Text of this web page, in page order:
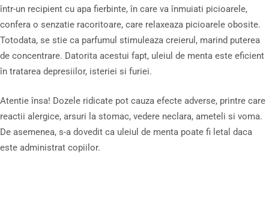
într-un recipient cu apa fierbinte, în care va înmuiati picioarele,
confera o senzatie racoritoare, care relaxeaza picioarele obosite.
Totodata, se stie ca parfumul stimuleaza creierul, marind puterea
de concentrare. Datorita acestui fapt, uleiul de menta este eficient
în tratarea depresiilor, isteriei si furiei.
Atentie însa! Dozele ridicate pot cauza efecte adverse, printre care
reactii alergice, arsuri la stomac, vedere neclara, ameteli si voma.
De asemenea, s-a dovedit ca uleiul de menta poate fi letal daca
este administrat copiilor.